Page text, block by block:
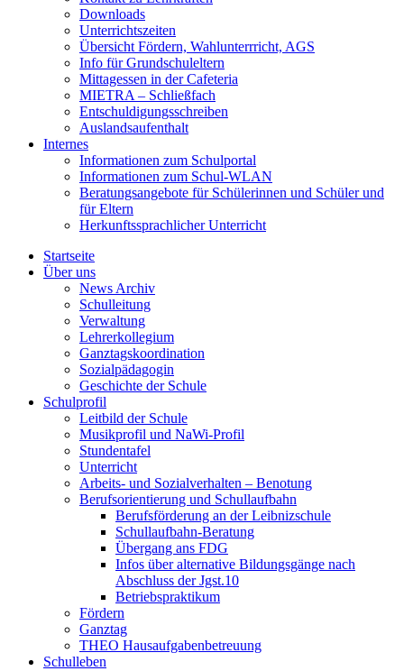
Downloads
Unterrichtszeiten
Übersicht Fördern, Wahlunterrricht, AGS
Info für Grundschuleltern
Mittagessen in der Cafeteria
MIETRA – Schließfach
Entschuldigungsschreiben
Auslandsaufenthalt
Internes
Informationen zum Schulportal
Informationen zum Schul-WLAN
Beratungsangebote für Schülerinnen und Schüler und
für Eltern
Herkunftssprachlicher Unterricht
Startseite
Über uns
News Archiv
Schulleitung
Verwaltung
Lehrerkollegium
Ganztagskoordination
Sozialpädagogin
Geschichte der Schule
Schulprofil
Leitbild der Schule
Musikprofil und NaWi-Profil
Stundentafel
Unterricht
Arbeits- und Sozialverhalten – Benotung
Berufsorientierung und Schullaufbahn
Berufsförderung an der Leibnizschule
Schullaufbahn-Beratung
Übergang ans FDG
Infos über alternative Bildungsgänge nach
Abschluss der Jgst.10
Betriebspraktikum
Fördern
Ganztag
THEO Hausaufgabenbetreuung
Schulleben